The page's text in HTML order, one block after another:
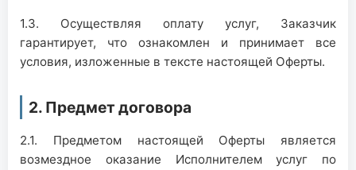
1.3. Осуществляя оплату услуг, Заказчик
гарантирует, что ознакомлен и принимает все
условия, изложенные в тексте настоящей Оферты.
2. Предмет договора
2.1. Предметом настоящей Оферты является
возмездное оказание Исполнителем услуг по